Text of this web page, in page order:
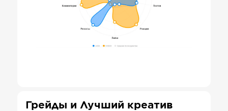
Грейды и Лучший креатив